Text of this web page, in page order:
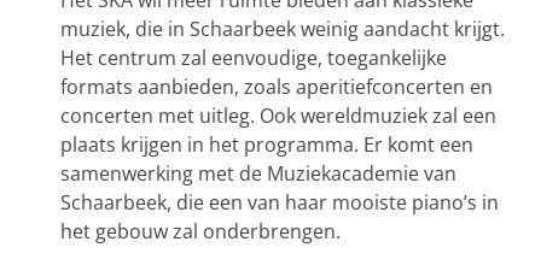
muziek, die in Schaarbeek weinig aandacht krijgt.
Het centrum zal eenvoudige, toegankelijke
formats aanbieden, zoals aperitiefconcerten en
concerten met uitleg. Ook wereldmuziek zal een
plaats krijgen in het programma. Er komt een
samenwerking met de Muziekacademie van
Schaarbeek, die een van haar mooiste piano’s in
het gebouw zal onderbrengen.